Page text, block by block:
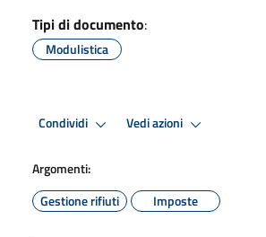
Tipi di documento:
Modulistica
Condividi Vedi azioni
Argomenti:
Gestione rifiuti
Imposte